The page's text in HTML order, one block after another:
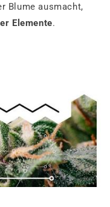
Blume ausmacht,
Elemente.